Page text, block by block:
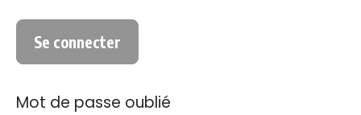
Mot de passe oublié